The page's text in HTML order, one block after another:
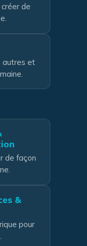
de
autres et
de façon
&
pour